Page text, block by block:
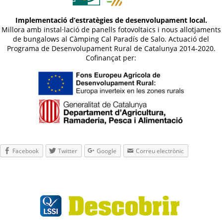
Implementació d’estratègies de desenvolupament local.
Millora amb instal·lació de panells fotovoltaics i nous allotjaments
de bungalows al Càmping Cal Paradís de Salo. Actuació del
Programa de Desenvolupament Rural de Catalunya 2014-2020.
Cofinançat per:
Facebook Twitter Google Correu electrònic